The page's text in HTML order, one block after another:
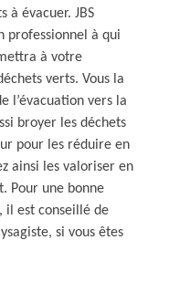
à évacuer. JBS
professionnel à qui
à votre
verts. Vous la
l’évacuation vers la
broyer les déchets
pour les réduire en
ainsi les valoriser en
Pour une bonne
il est conseillé de
si vous êtes